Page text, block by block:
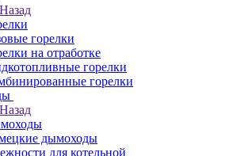
Назад
горелки
на отработке
горелки
горелки
Назад
дымоходы
для котельной